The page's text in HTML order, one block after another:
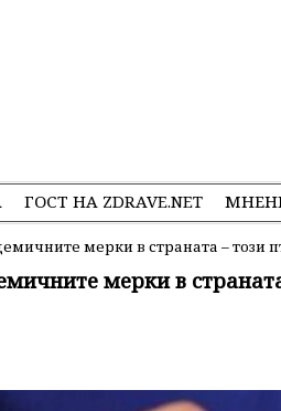
ГОСТ НА ZDRAVE.NET
мерки в страната – този
мерки в